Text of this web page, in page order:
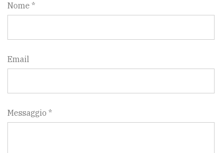
policy
policy
Nome *
Email
Messaggio *